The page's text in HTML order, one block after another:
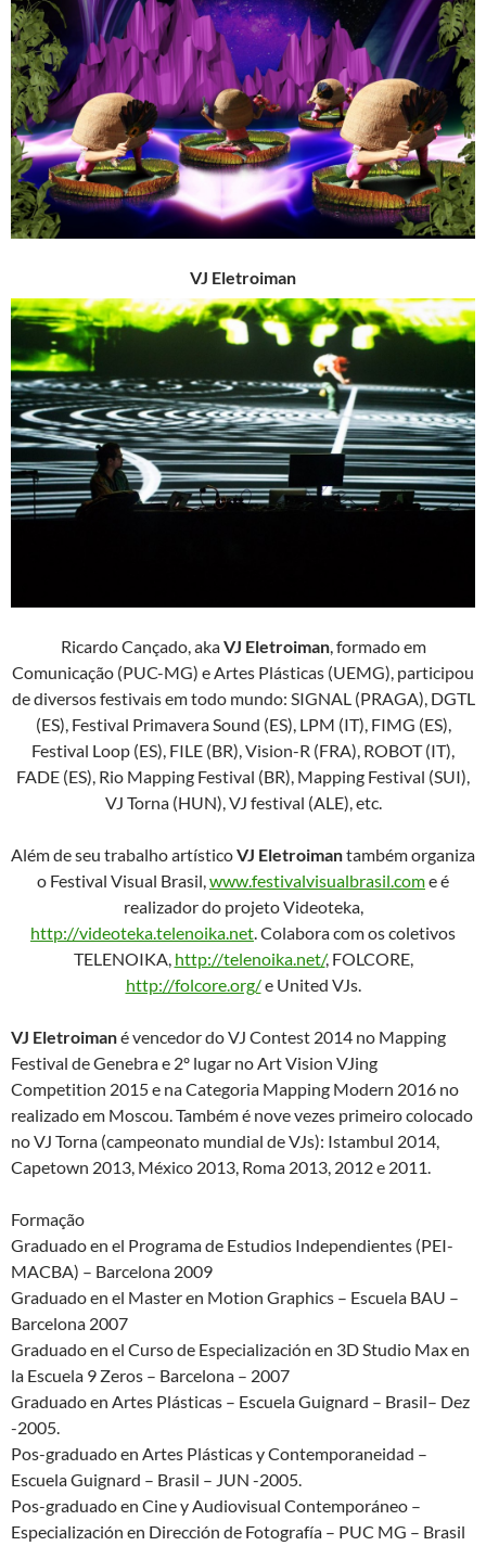
VJ Eletroiman
Ricardo Cançado, akaVJ Eletroiman, formado em
Comunicação (PUC-MG) e Artes Plásticas (UEMG), participou
de diversos festivais em todo mundo: SIGNAL (PRAGA), DGTL
(ES‏), Festival Primavera Sound (ES‏), LPM (IT), FIMG (ES‏),
Festival Loop (ES‏), FILE (BR), Vision-R (FRA), ROBOT (IT‏),
FADE (ES‏), Rio Mapping Festival (BR), Mapping Festival (SUI),
VJ Torna (HUN), VJ festival (ALE), etc.
Além de seu trabalho artísticoVJ Eletroimantambém organiza
o Festival Visual Brasil, www.festivalvisualbrasil.come é
realizador do projeto Videoteka,
http://videoteka.telenoika.net . Colabora com os coletivos
TELENOIKA, http://telenoika.net/, FOLCORE,
http://folcore.org/e United VJs.
VJ Eletroimané vencedor do VJ Contest 2014 no Mapping
Festival de Genebra e 2º lugar no Art Vision VJing
Competition 2015 e na Categoria Mapping Modern 2016 no
realizado em Moscou. Também é nove vezes primeiro colocado
no VJ Torna (campeonato mundial de VJs): Istambul 2014,
Capetown 2013, México 2013, Roma 2013, 2012 e 2011.
Formação
Graduado en el Programa de Estudios Independientes (PEI-
MACBA) – Barcelona 2009
Graduado en el Master en Motion Graphics – Escuela BAU –
Barcelona 2007
Graduado en el Curso de Especialización en 3D Studio Max en
la Escuela 9 Zeros – Barcelona – 2007
Graduado en Artes Plásticas – Escuela Guignard – Brasil– Dez
-2005.
Pos-graduado en Artes Plásticas y Contemporaneidad –
Escuela Guignard – Brasil – JUN -2005.
Pos-graduado en Cine y Audiovisual Contemporáneo –
Especialización en Dirección de Fotografía – PUC MG – Brasil